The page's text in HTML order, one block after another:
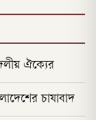
ঐক্যের
চাষাবাদ